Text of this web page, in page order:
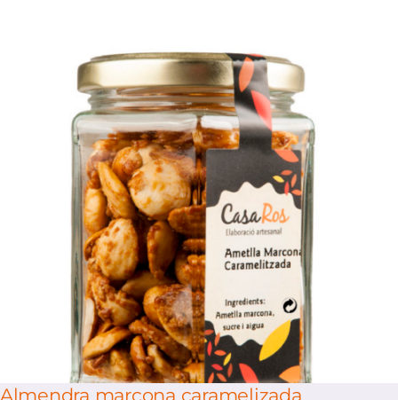
Select options
Details
Almendra marcona caramelizada